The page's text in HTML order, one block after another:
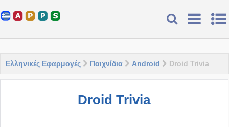
Ελληνικές Εφαρμογές Παιχνίδια Android Droid Trivia
Droid Trivia